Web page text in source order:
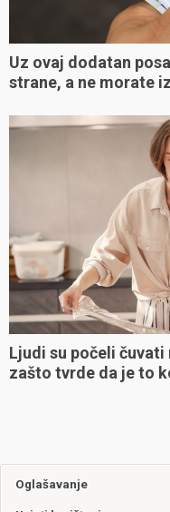
Uz ovaj dodatan
strane, a ne morate
Ljudi su počeli
zašto tvrde da je to
Oglašavanje